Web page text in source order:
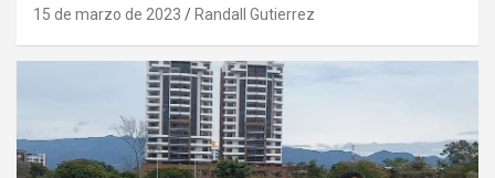
15 de marzo de 2023 Randall Gutierrez